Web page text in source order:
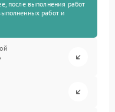
после выполнения работ
работ и